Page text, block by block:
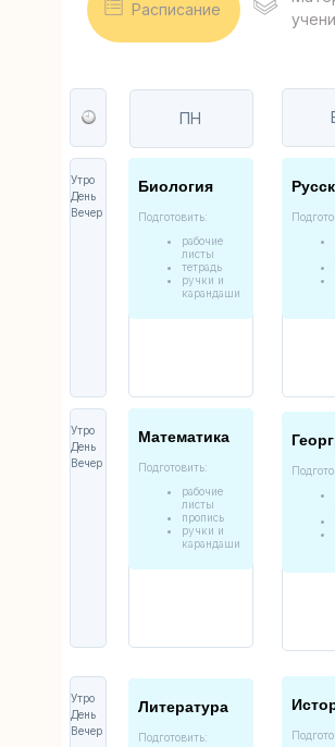
Подготовить:
рабочие
листы
тетрадь
ручки и
карандаши
Биология
Подготовить:
рабочие
листы
пропись
ручки и
карандаши
Математика
Подготовить:
Литература
ПН
Утро
День
Вечер
Утро
День
Вечер
Утро
День
Вечер
Расписание